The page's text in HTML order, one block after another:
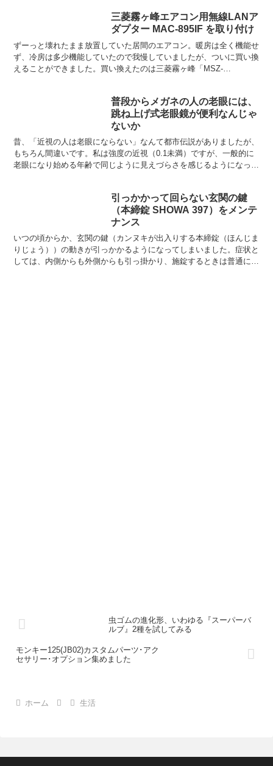
脂汚れは簡単に落とすことができます。
でもそれはメガネ拭きが清...
三菱霧ヶ峰エアコン用無線LANア
ダプター MAC-895IF を取り付け
ずーっと壊れたまま放置していた居間のエアコン。暖房は全く機能せ
ず、冷房は多少機能していたので我慢していましたが、ついに買い換
えることができました。買い換えたのは三菱霧ヶ峰「MSZ-
普段からメガネの人の老眼には、
跳ね上げ式老眼鏡が便利なんじゃ
ないか
昔、「近視の人は老眼にならない」なんて都市伝説がありましたが、
もちろん間違いです。私は強度の近視（0.1未満）ですが、一般的に
老眼になり始める年齢で同じように見えづらさを感じるようになった
引っかかって回らない玄関の鍵
（本締錠 SHOWA 397）をメンテ
ナンス
いつの頃からか、玄関の鍵（カンヌキが出入りする本締錠（ほんじま
りじょう））の動きが引っかかるようになってしまいました。症状と
しては、内側からも外側からも引っ掛かり、施錠するときは普通に動
虫ゴムの進化形、いわゆる『スーパーバ
ルブ』2種を試してみる
モンキー125(JB02)カスタムパーツ･アク
セサリー･オプション集めました
ホーム 生活